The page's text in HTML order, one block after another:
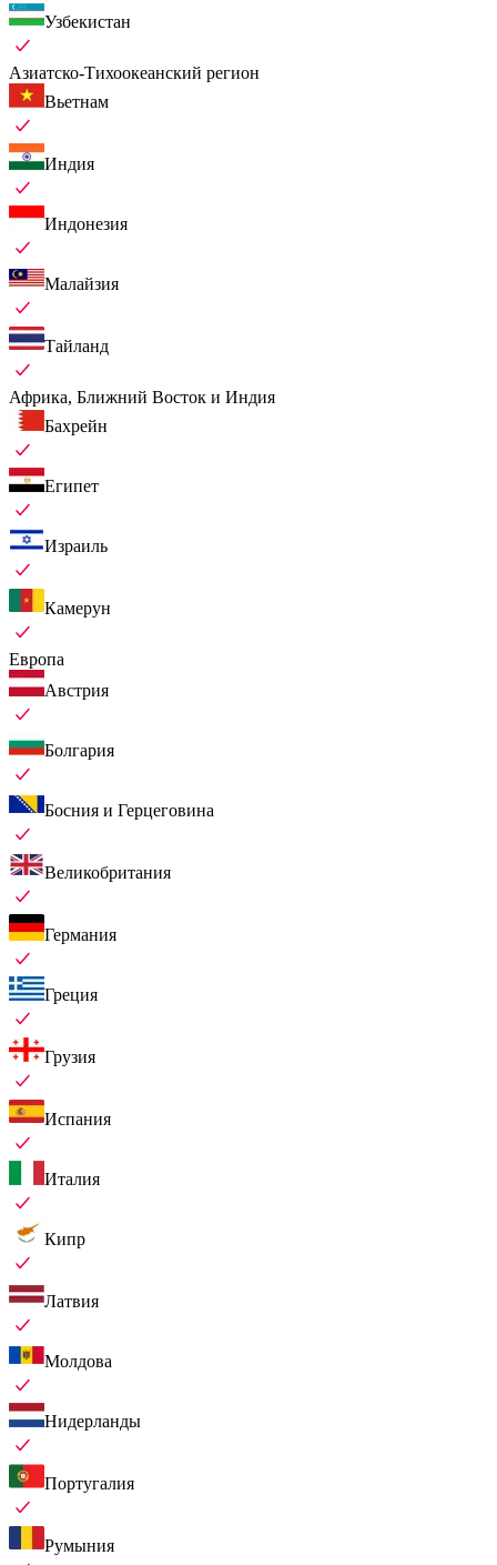
Узбекистан
Азиатско-Тихоокеанский регион
Вьетнам
Индия
Индонезия
Малайзия
Тайланд
Африка, Ближний Восток и Индия
Бахрейн
Египет
Израиль
Камерун
Европа
Австрия
Болгария
Босния и Герцеговина
Великобритания
Германия
Греция
Грузия
Испания
Италия
Кипр
Латвия
Молдова
Нидерланды
Португалия
Румыния